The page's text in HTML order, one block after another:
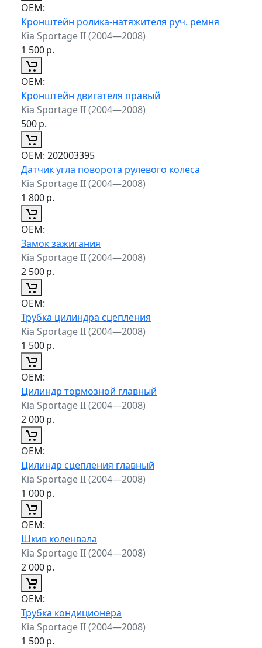
ОЕМ:
Кронштейн ролика-натяжителя руч. ремня
Kia Sportage II (2004—2008)
1 500р.
ОЕМ:
Кронштейн двигателя правый
Kia Sportage II (2004—2008)
500р.
ОЕМ: 202003395
Датчик угла поворота рулевого колеса
Kia Sportage II (2004—2008)
1 800р.
ОЕМ:
Замок зажигания
Kia Sportage II (2004—2008)
2 500р.
ОЕМ:
Трубка цилиндра сцепления
Kia Sportage II (2004—2008)
1 500р.
ОЕМ:
Цилиндр тормозной главный
Kia Sportage II (2004—2008)
2 000р.
ОЕМ:
Цилиндр сцепления главный
Kia Sportage II (2004—2008)
1 000р.
ОЕМ:
Шкив коленвала
Kia Sportage II (2004—2008)
2 000р.
ОЕМ:
Трубка кондиционера
Kia Sportage II (2004—2008)
1 500р.